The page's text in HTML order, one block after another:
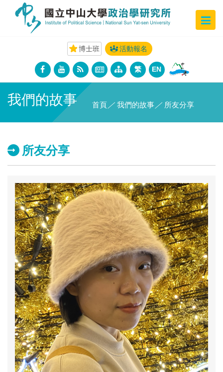
博士班 活動報名
繁 EN
我們的故事 首頁 ／ 我們的故事 ／ 所友分享
所友分享